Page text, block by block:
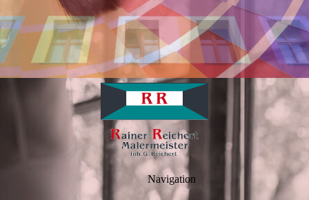
Navigation